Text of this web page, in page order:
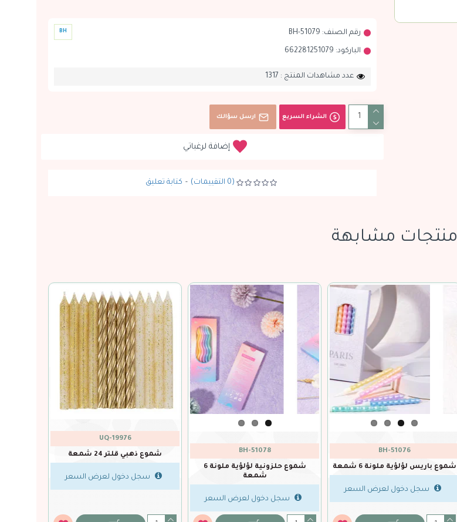
رقم الصنف: BH-51079
الباركود: 662281251079
BH
عدد مشاهدات المنتج : 1317
(0 التقييمات) - كتابة تعليق
الشراء السريع ارسل سؤالك
إضافة لرغباتي
منتجات مشابهة
BH-51076
شموع باريس لؤلؤية ملونة 6 شمعة
سجل دخول لعرض السعر
BH-51078
شموع حلزونية لؤلؤية ملونة 6
شمعة
سجل دخول لعرض السعر
UQ-19976
شموع ذهبي قلتر 24 شمعة
سجل دخول لعرض السعر